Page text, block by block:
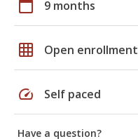
calendar_today 9 months
grid_on Open enrollment
speed Self paced
Have a question?